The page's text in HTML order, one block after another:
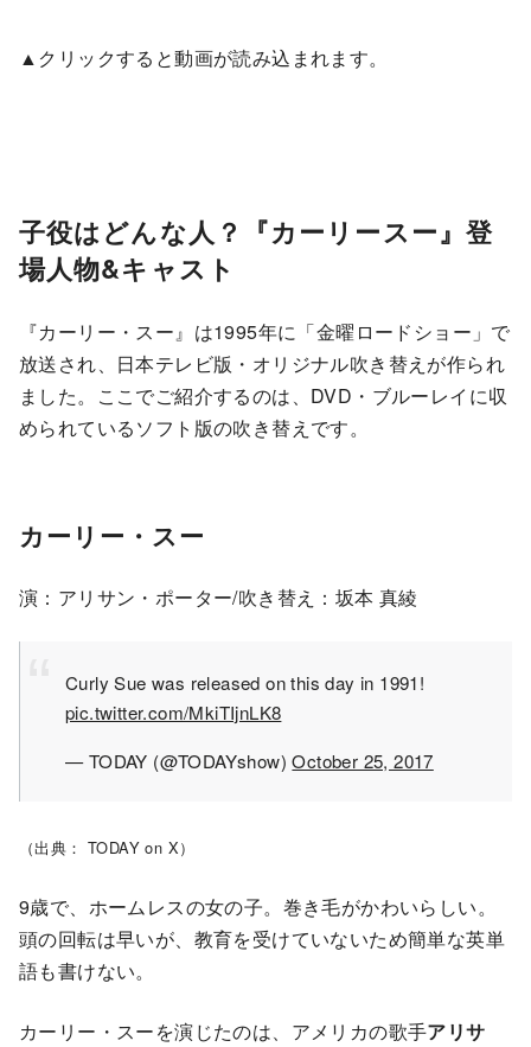
▲クリックすると動画が読み込まれます。
子役はどんな人？『カーリースー』登
場人物&キャスト
『カーリー・スー』は1995年に「金曜ロードショー」で
放送され、日本テレビ版・オリジナル吹き替えが作られ
ました。ここでご紹介するのは、DVD・ブルーレイに収
められているソフト版の吹き替えです。
カーリー・スー
演：アリサン・ポーター/吹き替え：坂本 真綾
Curly Sue was released on this day in 1991!
pic.twitter.com/MkiTIjnLK8
— TODAY (@TODAYshow)October 25, 2017
（出典： TODAY on X）
9歳で、ホームレスの女の子。巻き毛がかわいらしい。
頭の回転は早いが、教育を受けていないため簡単な英単
語も書けない。
カーリー・スーを演じたのは、アメリカの歌手アリサ